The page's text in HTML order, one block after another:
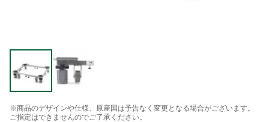
※商品のデザインや仕様、原産国は予告なく変更となる場合がございます。
ご指定はできませんのでご了承ください。